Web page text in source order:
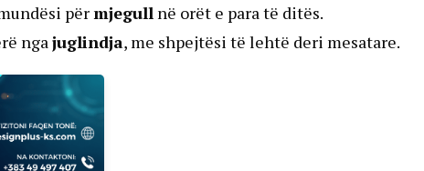
përmjegull në orët e para të ditës.
ngajuglindja, me shpejtësi të lehtë deri mesatare.